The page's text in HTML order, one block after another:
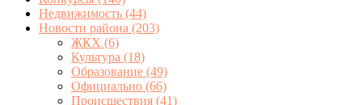
Недвижимость (44)
Новости района (203)
ЖКХ (6)
Культура (18)
Образование (49)
Официально (66)
Происшествия (41)